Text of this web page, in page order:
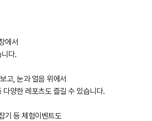
에서
다.
고, 눈과 얼음 위에서
다양한 레포츠도 즐길 수 있습니다.
기 등 체험이벤트도